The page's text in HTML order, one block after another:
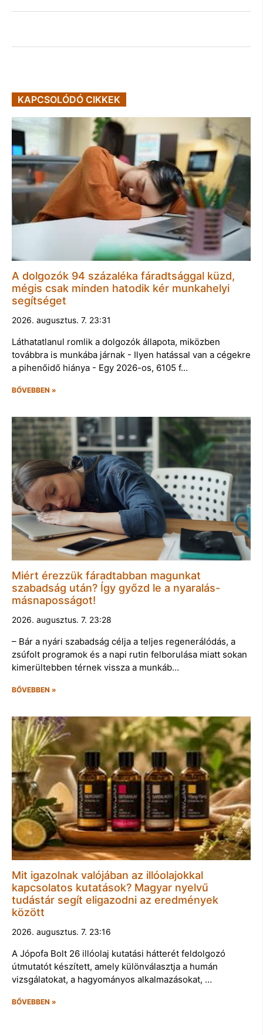
KAPCSOLÓDÓ CIKKEK
A dolgozók 94 százaléka fáradtsággal küzd,
mégis csak minden hatodik kér munkahelyi
segítséget
2026. augusztus. 7. 23:31
Láthatatlanul romlik a dolgozók állapota, miközben
továbbra is munkába járnak - Ilyen hatással van a cégekre
a pihenőidő hiánya - Egy 2026-os, 6105 f…
BŐVEBBEN »
Miért érezzük fáradtabban magunkat
szabadság után? Így győzd le a nyaralás-
másnaposságot!
2026. augusztus. 7. 23:28
– Bár a nyári szabadság célja a teljes regenerálódás, a
zsúfolt programok és a napi rutin felborulása miatt sokan
kimerültebben térnek vissza a munkáb…
BŐVEBBEN »
Mit igazolnak valójában az illóolajokkal
kapcsolatos kutatások? Magyar nyelvű
tudástár segít eligazodni az eredmények
között
2026. augusztus. 7. 23:16
A Jópofa Bolt 26 illóolaj kutatási hátterét feldolgozó
útmutatót készített, amely különválasztja a humán
vizsgálatokat, a hagyományos alkalmazásokat, …
BŐVEBBEN »